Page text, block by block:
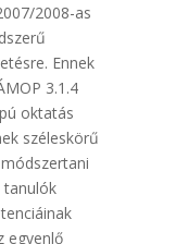
2008-as
Ennek
3.1.4
oktatás
széleskörű
tanulók
egyenlő